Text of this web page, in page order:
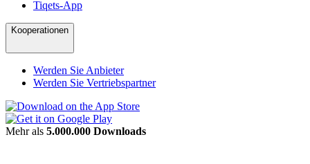
Tiqets-App
Kooperationen
Werden Sie Anbieter
Werden Sie Vertriebspartner
Mehr als 5.000.000 Downloads